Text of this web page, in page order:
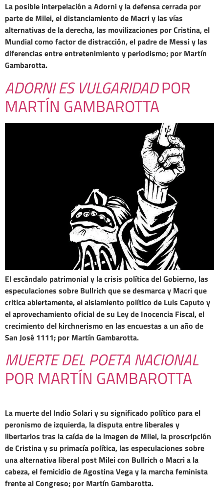
La posible interpelación a Adorni y la defensa cerrada por
parte de Milei, el distanciamiento de Macri y las vías
alternativas de la derecha, las movilizaciones por Cristina, el
Mundial como factor de distracción, el padre de Messi y las
diferencias entre entretenimiento y periodismo; por Martín
Gambarotta.
ADORNI ES VULGARIDADPOR
MARTÍN GAMBAROTTA
El escándalo patrimonial y la crisis política del Gobierno, las
especulaciones sobre Bullrich que se desmarca y Macri que
critica abiertamente, el aislamiento político de Luis Caputo y
el aprovechamiento oficial de su Ley de Inocencia Fiscal, el
crecimiento del kirchnerismo en las encuestas a un año de
San José 1111; por Martín Gambarotta.
MUERTE DEL POETA NACIONAL
POR MARTÍN GAMBAROTTA
La muerte del Indio Solari y su significado político para el
peronismo de izquierda, la disputa entre liberales y
libertarios tras la caída de la imagen de Milei, la proscripción
de Cristina y su primacía política, las especulaciones sobre
una alternativa liberal post Milei con Bullrich o Macri a la
cabeza, el femicidio de Agostina Vega y la marcha feminista
frente al Congreso; por Martín Gambarotta.